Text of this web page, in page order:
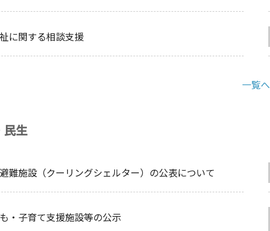
に関する相談支援
一覧へ
民生
難施設（クーリングシェルター）の公表について
・子育て支援施設等の公示